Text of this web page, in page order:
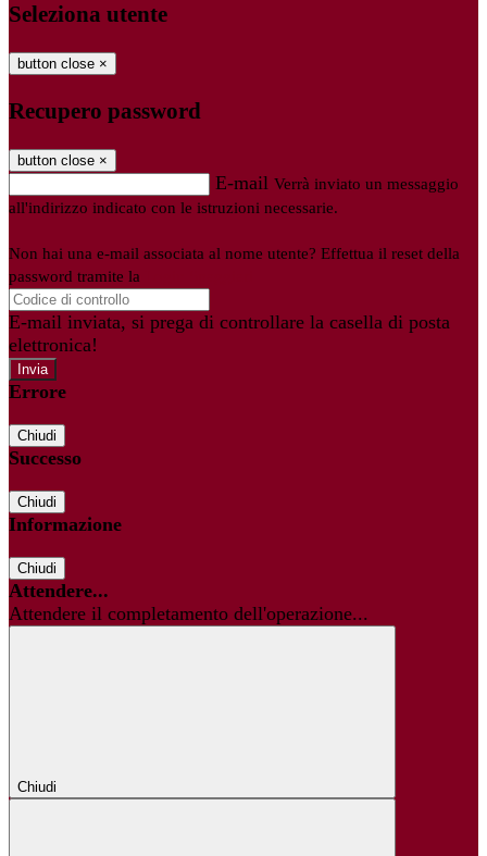
Seleziona utente
button close ×
Recupero password
button close ×
E-mail Verrà inviato un messaggio
all'indirizzo indicato con le istruzioni necessarie.
Non hai una e-mail associata al nome utente? Effettua il reset della
password tramite la
E-mail inviata, si prega di controllare la casella di posta
elettronica!
Errore
Chiudi
Successo
Chiudi
Informazione
Chiudi
Attendere...
Attendere il completamento dell'operazione...
Chiudi